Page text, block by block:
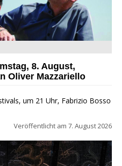
zu Gast beim Garda
8. August,
Oliver Mazzariello
um 21 Uhr, Fabrizio Bosso
Veröffentlicht am 7. August 2026